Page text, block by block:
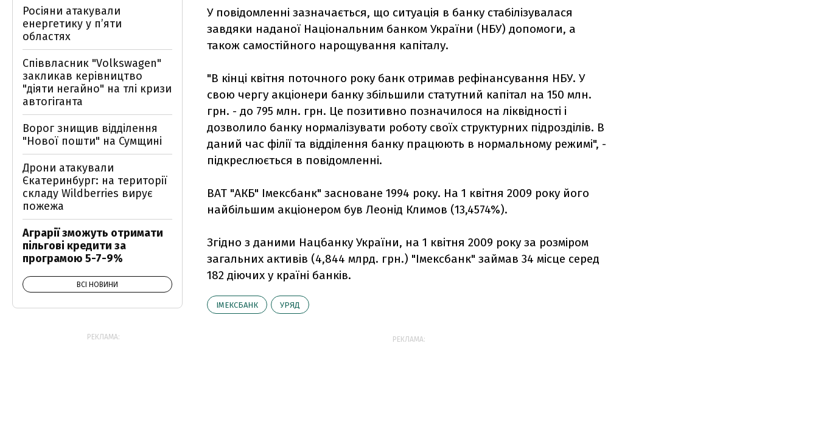
У повідомленні зазначається, що ситуація в банку стабілізувалася
завдяки наданої Національним банком України (НБУ) допомоги, а
також самостійного нарощування капіталу.
"В кінці квітня поточного року банк отримав рефінансування НБУ. У
свою чергу акціонери банку збільшили статутний капітал на 150 млн.
грн. - до 795 млн. грн. Це позитивно позначилося на ліквідності і
дозволило банку нормалізувати роботу своїх структурних підрозділів. В
даний час філії та відділення банку працюють в нормальному режимі", -
підкреслюється в повідомленні.
ВАТ "АКБ" Імексбанк" засноване 1994 року. На 1 квітня 2009 року його
найбільшим акціонером був Леонід Климов (13,4574%).
Згідно з даними Нацбанку України, на 1 квітня 2009 року за розміром
загальних активів (4,844 млрд. грн.) "Імексбанк" займав 34 місце серед
182 діючих у країні банків.
ІМЕКСБАНК УРЯД
РЕКЛАМА:
Росіяни атакували
енергетику у пʼяти
областях
Співвласник "Volkswagen"
закликав керівництво
"діяти негайно" на тлі кризи
автогіганта
Ворог знищив відділення
"Нової пошти" на Сумщині
Дрони атакували
Єкатеринбург: на території
складу Wildberries вирує
пожежа
Аграрії зможуть отримати
пільгові кредити за
програмою 5-7-9%
ВСІ НОВИНИ
РЕКЛАМА: